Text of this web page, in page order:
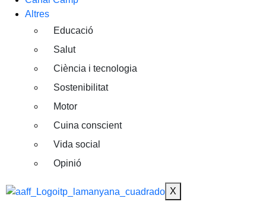
Altres
Educació
Salut
Ciència i tecnologia
Sostenibilitat
Motor
Cuina conscient
Vida social
Opinió
X